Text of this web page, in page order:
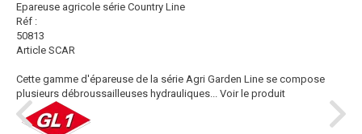
Epareuse agricole série Country Line
Réf :
50813
Article SCAR
Cette gamme d'épareuse de la série Agri Garden Line se compose
plusieurs débroussailleuses hydrauliques... Voir le produit